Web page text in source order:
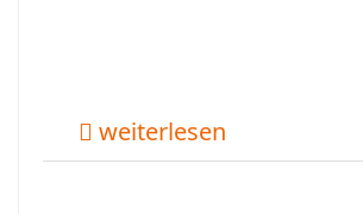
weiterlesen